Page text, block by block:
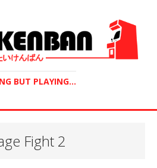
BUT PLAYING...
Fight 2